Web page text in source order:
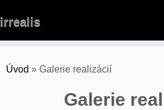
to
irrealis
Úvod » Galerie realizácií
Galerie